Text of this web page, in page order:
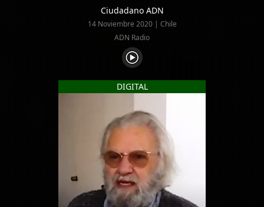
Ciudadano ADN
14 Noviembre 2020 | Chile
ADN Radio
DIGITAL